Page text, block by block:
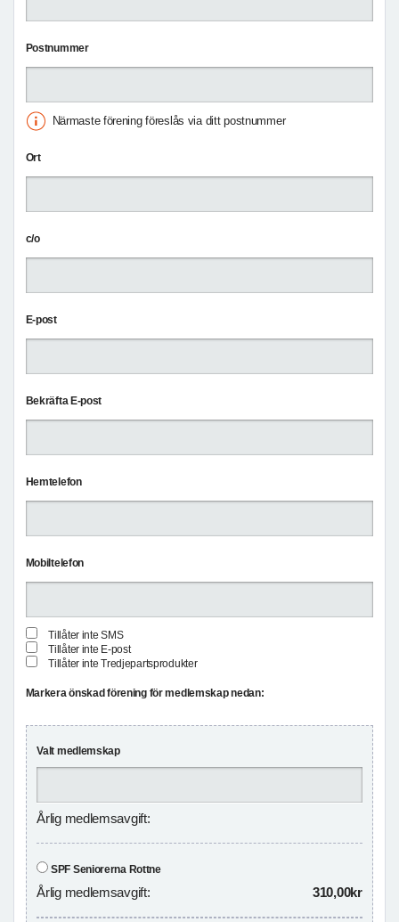
Postnummer
Närmaste förening föreslås via ditt postnummer
Ort
c/o
E-post
Bekräfta E-post
Hemtelefon
Mobiltelefon
Tillåter inte SMS
Tillåter inte E-post
Tillåter inte Tredjepartsprodukter
Markera önskad förening för medlemskap nedan:
Valt medlemskap
Årlig medlemsavgift:
SPF Seniorerna Rottne
Årlig medlemsavgift: 310,00kr